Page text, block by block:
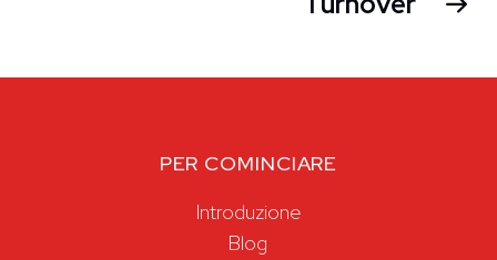
PER COMINCIARE
Introduzione
Blog